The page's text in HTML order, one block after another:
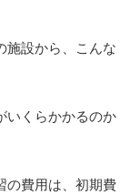
施設から、こんな
いくらかかるのか
の費用は、初期費